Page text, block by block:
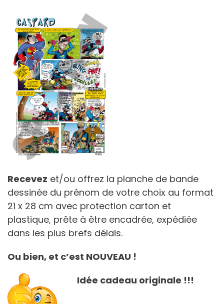
Recevez et/ou offrez la planche de bande
dessinée du prénom de votre choix au format
21 x 28 cm avec protection carton et
plastique, prête à être encadrée, expédiée
dans les plus brefs délais.
Ou bien, et c’est NOUVEAU !
Idée cadeau originale !!!